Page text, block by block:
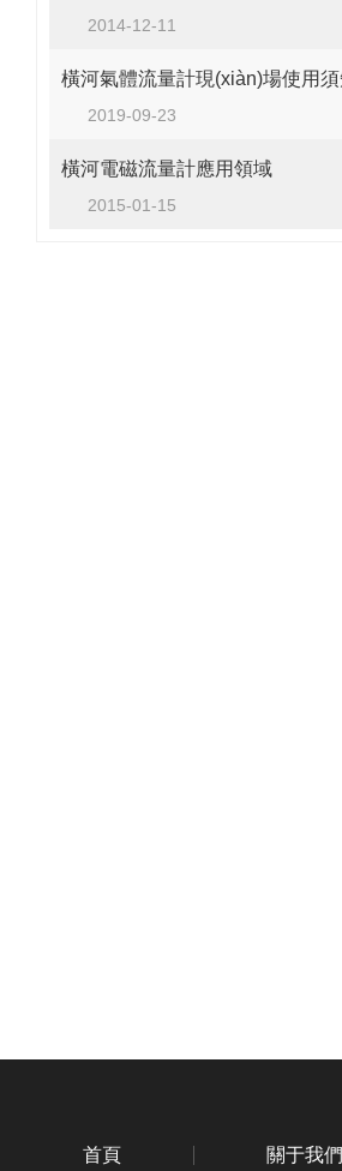
2014-12-11
2019-09-23
橫河電磁流量計應用領域
2015-01-15
首頁 關于我們